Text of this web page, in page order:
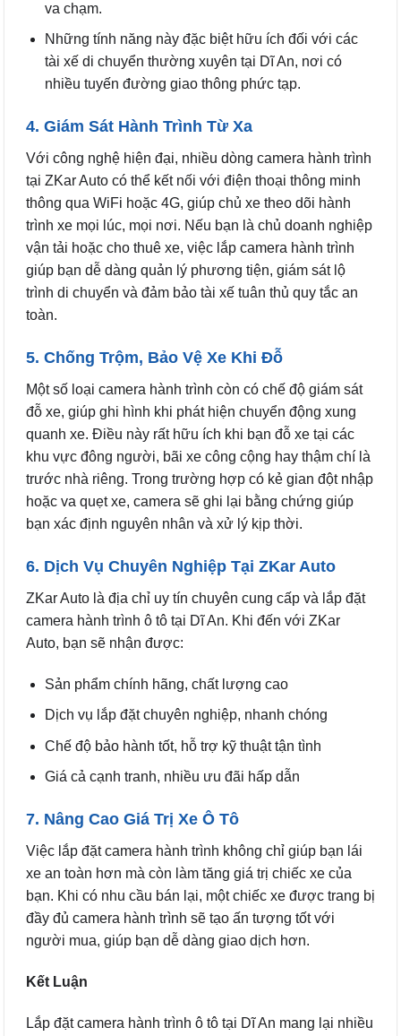
va chạm.
Những tính năng này đặc biệt hữu ích đối với các
tài xế di chuyển thường xuyên tại Dĩ An, nơi có
nhiều tuyến đường giao thông phức tạp.
4. Giám Sát Hành Trình Từ Xa
Với công nghệ hiện đại, nhiều dòng camera hành trình
tại ZKar Auto có thể kết nối với điện thoại thông minh
thông qua WiFi hoặc 4G, giúp chủ xe theo dõi hành
trình xe mọi lúc, mọi nơi. Nếu bạn là chủ doanh nghiệp
vận tải hoặc cho thuê xe, việc lắp camera hành trình
giúp bạn dễ dàng quản lý phương tiện, giám sát lộ
trình di chuyển và đảm bảo tài xế tuân thủ quy tắc an
toàn.
5. Chống Trộm, Bảo Vệ Xe Khi Đỗ
Một số loại camera hành trình còn có chế độ giám sát
đỗ xe, giúp ghi hình khi phát hiện chuyển động xung
quanh xe. Điều này rất hữu ích khi bạn đỗ xe tại các
khu vực đông người, bãi xe công cộng hay thậm chí là
trước nhà riêng. Trong trường hợp có kẻ gian đột nhập
hoặc va quẹt xe, camera sẽ ghi lại bằng chứng giúp
bạn xác định nguyên nhân và xử lý kịp thời.
6. Dịch Vụ Chuyên Nghiệp Tại ZKar Auto
ZKar Auto là địa chỉ uy tín chuyên cung cấp và lắp đặt
camera hành trình ô tô tại Dĩ An. Khi đến với ZKar
Auto, bạn sẽ nhận được:
Sản phẩm chính hãng, chất lượng cao
Dịch vụ lắp đặt chuyên nghiệp, nhanh chóng
Chế độ bảo hành tốt, hỗ trợ kỹ thuật tận tình
Giá cả cạnh tranh, nhiều ưu đãi hấp dẫn
7. Nâng Cao Giá Trị Xe Ô Tô
Việc lắp đặt camera hành trình không chỉ giúp bạn lái
xe an toàn hơn mà còn làm tăng giá trị chiếc xe của
bạn. Khi có nhu cầu bán lại, một chiếc xe được trang bị
đầy đủ camera hành trình sẽ tạo ấn tượng tốt với
người mua, giúp bạn dễ dàng giao dịch hơn.
Kết Luận
Lắp đặt camera hành trình ô tô tại Dĩ An mang lại nhiều